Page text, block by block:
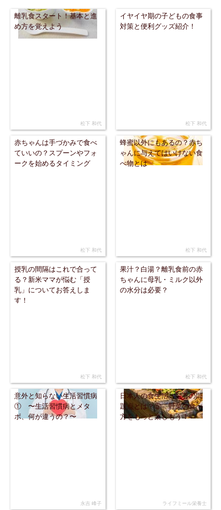
離乳食スタート！基本と進
め方を覚えよう
松下 和代
イヤイヤ期の子どもの食事
対策と便利グッズ紹介！
松下 和代
赤ちゃんは手づかみで食べ
ていいの？スプーンやフォ
ークを始めるタイミング
松下 和代
蜂蜜以外にもあるの？赤ち
ゃんに与えてはいけない食
べ物とは
松下 和代
授乳の間隔はこれで合って
る？新米ママが悩む「授
乳」についてお答えしま
す！
松下 和代
果汁？白湯？離乳食前の赤
ちゃんに母乳・ミルク以外
の水分は必要？
松下 和代
意外と知らない生活習慣病
① 〜生活習慣病とメタ
ボ、何が違うの？〜
永吉 峰子
日本人の食生活・栄養の問
題点とは？⑤ 野菜の食べ
方をもっと楽しもう！
ライフミール栄養士